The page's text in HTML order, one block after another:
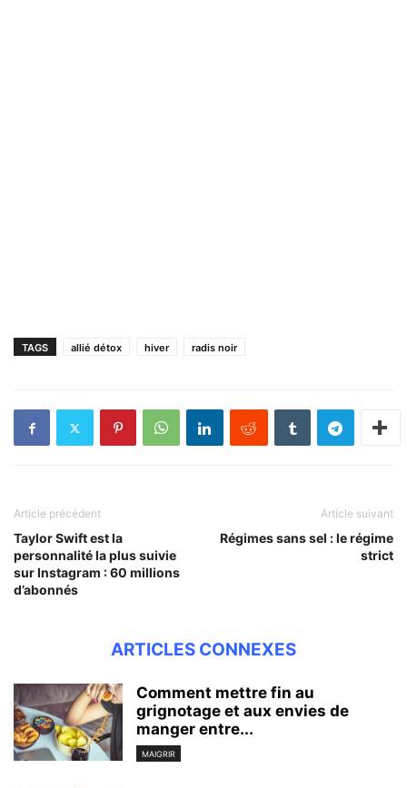
TAGS allié détox hiver radis noir
Article précédent
Taylor Swift est la
personnalité la plus suivie
sur Instagram : 60 millions
d’abonnés
Article suivant
Régimes sans sel : le régime
strict
ARTICLES CONNEXES
Comment mettre fin au
grignotage et aux envies de
manger entre...
MAIGRIR